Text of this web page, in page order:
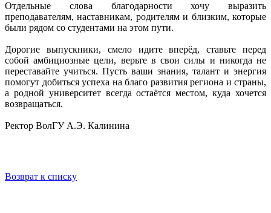
Отдельные слова благодарности хочу выразить
преподавателям, наставникам, родителям и близким, которые
были рядом со студентами на этом пути.
Дорогие выпускники, смело идите вперёд, ставьте перед
собой амбициозные цели, верьте в свои силы и никогда не
переставайте учиться. Пусть ваши знания, талант и энергия
помогут добиться успеха на благо развития региона и страны,
а родной университет всегда остаётся местом, куда хочется
возвращаться.
Ректор ВолГУ А.Э. Калинина
Возврат к списку